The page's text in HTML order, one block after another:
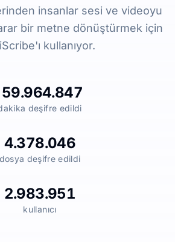
insanlar sesi ve videoyu
bir metne dönüştürmek için
kullanıyor.
59.964.847
deşifre edildi
4.378.046
dosya deşifre edildi
2.983.951
kullanıcı